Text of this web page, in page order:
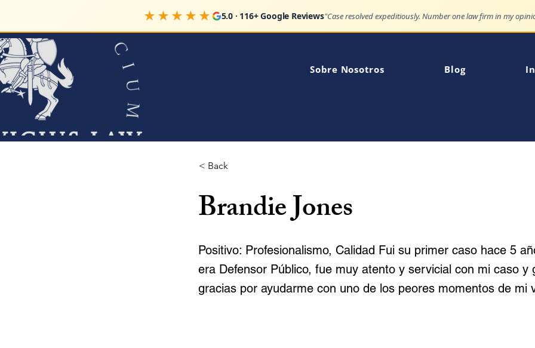
★★★★★ 5.0 · 116+ Google Reviews
Sobre Nosotros Blog
< Back
Brandie Jones
Positivo: Profesionalismo, Calidad Fui su primer caso hace 5
era Defensor Público, fue muy atento y servicial con mi caso y
gracias por ayudarme con uno de los peores momentos de mi